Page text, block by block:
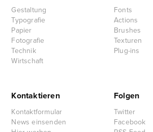
Gestaltung
Typografie
Papier
Fotografie
Technik
Wirtschaft
Fonts
Actions
Brushes
Texturen
Plug-ins
Kontaktieren
Kontaktformular
News einsenden
Folgen
Twitter
Facebook